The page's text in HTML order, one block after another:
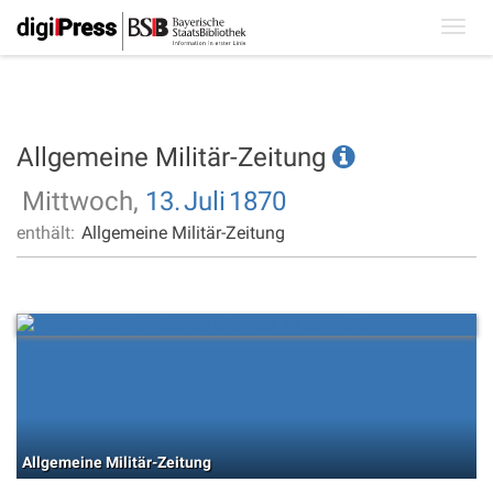
Allgemeine Militär-Zeitung
Mittwoch, 13.Juli 1870
enthält: Allgemeine Militär-Zeitung
Allgemeine Militär-Zeitung